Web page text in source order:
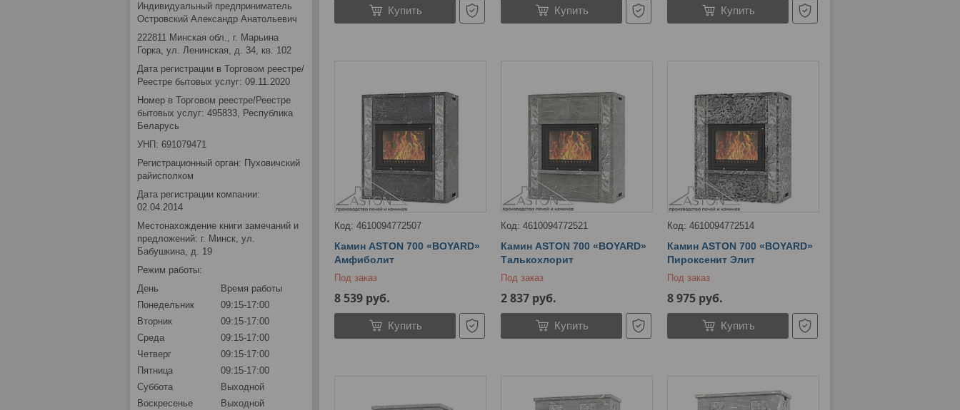
Купить Купить Купить
4610094772507
Камин ASTON 700 «BOYARD»
Амфиболит
Под заказ
8 539 руб.
Купить
4610094772521
Камин ASTON 700 «BOYARD»
Талькохлорит
Под заказ
2 837 руб.
Купить
4610094772514
Камин ASTON 700 «BOYARD»
Пироксенит Элит
Под заказ
8 975 руб.
Купить
Индивидуальный предприниматель
Островский Александр Анатольевич
222811 Минская обл., г. Марьина
Горка, ул. Ленинская, д. 34, кв. 102
Дата регистрации в Торговом реестре/
Реестре бытовых услуг: 09.11.2020
Номер в Торговом реестре/Реестре
бытовых услуг: 495833, Республика
Беларусь
УНП: 691079471
Регистрационный орган: Пуховичский
райисполком
Дата регистрации компании:
02.04.2014
Местонахождение книги замечаний и
предложений: г. Минск, ул.
Бабушкина, д. 19
Режим работы:
День
Время работы
Понедельник
09:15-17:00
Вторник
09:15-17:00
Среда
09:15-17:00
Четверг
09:15-17:00
Пятница
09:15-17:00
Суббота
Выходной
Воскресенье
Выходной